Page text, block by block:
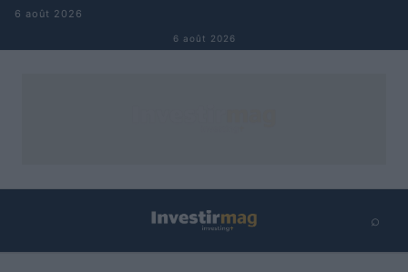
Aller au contenu
6 août 2026
6 août 2026
⌕